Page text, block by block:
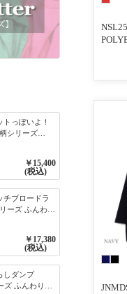
っぽいよ！
シリーズ
／レッド￥15,400
(税込)
チブロードラ
ーズ ふんわり
￥17,380
(税込)
しダンプ
ふんわりテ